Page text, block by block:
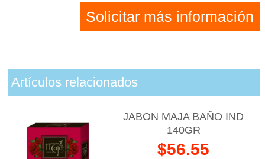
Solicitar más información
Artículos relacionados
JABON MAJA BAÑO IND
140GR
$56.55